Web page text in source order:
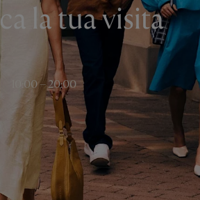
la tua visita
10:00 – 20:00